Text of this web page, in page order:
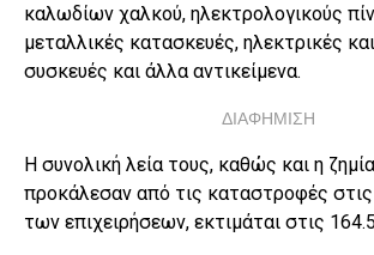
καλωδίων χαλκού, ηλεκτρολογικούς
μεταλλικές κατασκευές, ηλεκτρικές
συσκευές και άλλα αντικείμενα.
ΔΙΑΦΗΜΙΣΗ
Η συνολική λεία τους, καθώς και η
προκάλεσαν από τις καταστροφές
των επιχειρήσεων, εκτιμάται στις